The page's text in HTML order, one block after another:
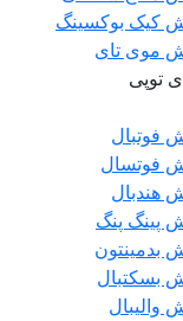
بوکسینگ
تای
پنگ